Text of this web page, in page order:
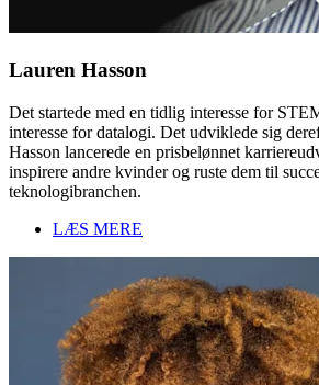
Lauren Hasson
Det startede med en tidlig interesse for
interesse for datalogi. Det udviklede sig
Hasson lancerede en prisbelønnet
inspirere andre kvinder og ruste dem til
teknologibranchen.
LÆS MERE